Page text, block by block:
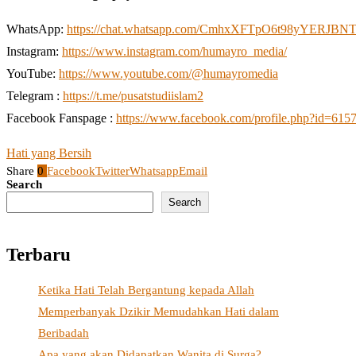
WhatsApp: https://chat.whatsapp.com/
Instagram: https://www.instagram.com/humayro_media/
YouTube: https://www.youtube.com/@humayromedia
Telegram : https://t.me/pusatstudiislam2
Facebook Fanspage : https://www.facebook.com/
Hati yang Bersih
Share 0 FacebookTwitterWhatsappEmail
Search
Search
Terbaru
Ketika Hati Telah Bergantung kepada Allah
Memperbanyak Dzikir Memudahkan Hati dalam
Beribadah